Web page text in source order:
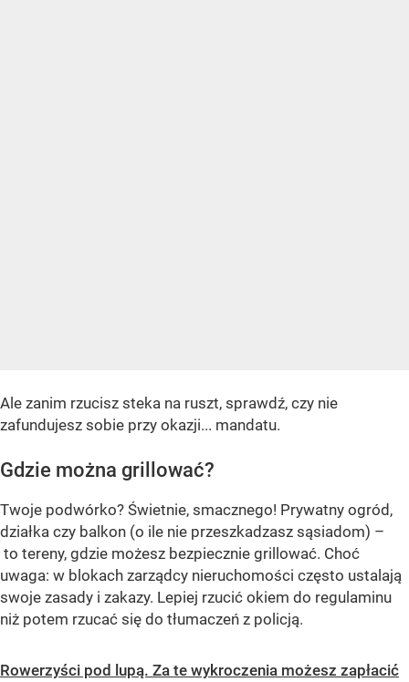
Ale zanim rzucisz steka na ruszt, sprawdź, czy nie
zafundujesz sobie przy okazji... mandatu.
Gdzie można grillować?
Twoje podwórko? Świetnie, smacznego! Prywatny ogród,
działka czy balkon (o ile nie przeszkadzasz sąsiadom) –
to tereny, gdzie możesz bezpiecznie grillować. Choć
uwaga: w blokach zarządcy nieruchomości często ustalają
swoje zasady i zakazy. Lepiej rzucić okiem do regulaminu
niż potem rzucać się do tłumaczeń z policją.
Rowerzyści pod lupą. Za te wykroczenia możesz zapłacić